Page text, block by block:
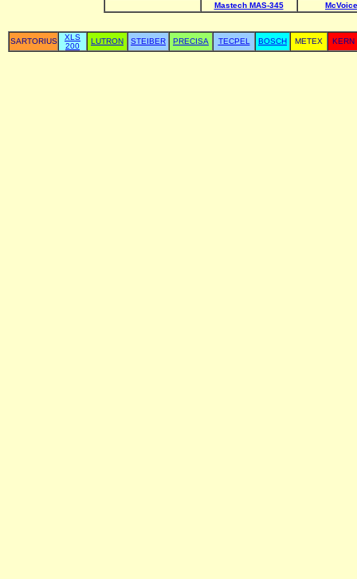
Mastech MAS-345
SARTORIUS
XLS
200
LUTRON STEIBER PRECISA TECPEL BOSCH METEX KERN